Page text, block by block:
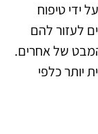
ידי טיפוח
לעזור להם
של אחרים.
יותר כלפי